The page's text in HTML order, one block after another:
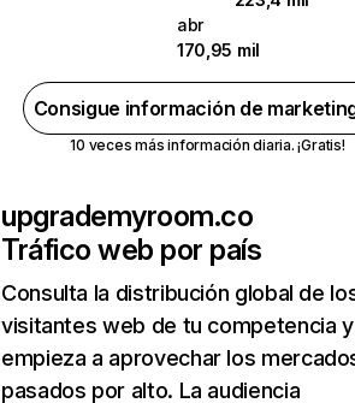
abr
170,95 mil
Consigue información de
10 veces más información diaria. ¡Gratis!
upgrademyroom.co
Tráfico web por país
Consulta la distribución global de
visitantes web de tu competencia y
empieza a aprovechar los
pasados por alto. La audiencia